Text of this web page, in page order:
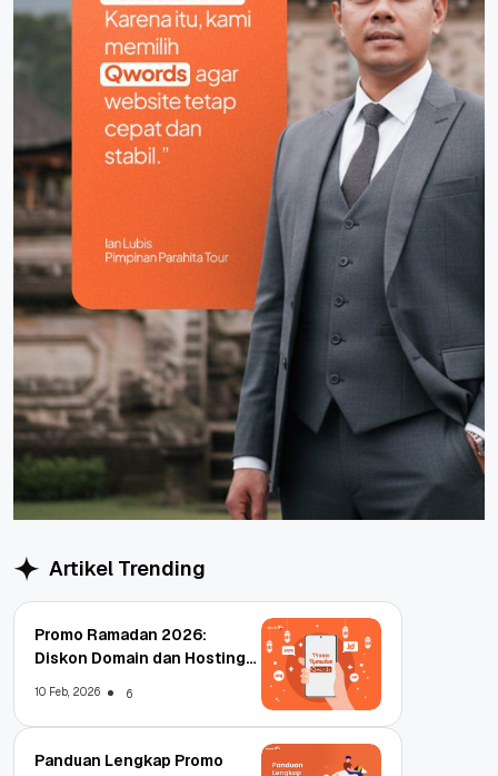
Artikel Trending
Promo Ramadan 2026:
Diskon Domain dan Hosting
10 Feb, 2026 6
Panduan Lengkap Promo